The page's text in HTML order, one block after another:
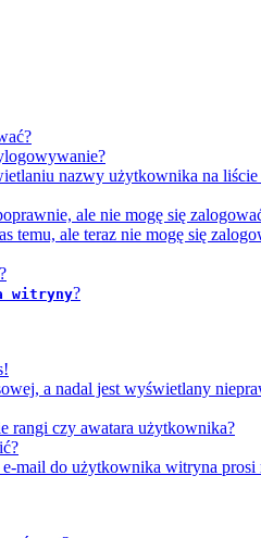
nazwy użytkownika na
ale nie mogę się
temu, ale teraz nie mogę się
witryny?
a nadal jest wyświetlany
rangi czy awatara użytkownika?
mail do użytkownika witryna